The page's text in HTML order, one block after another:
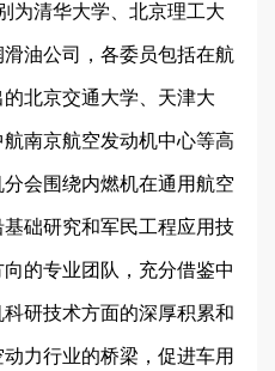
为清华大学、北京理工大
油公司，各委员包括在航
北京交通大学、天津大
南京航空发动机中心等高
会围绕内燃机在通用航空
础研究和军民工程应用技
的专业团队，充分借鉴中
研技术方面的深厚积累和
力行业的桥梁，促进车用